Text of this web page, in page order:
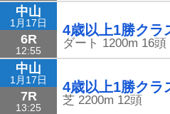
中山
1月17日
6R
12:55
4歳以上1勝クラ
ダート 1200m 16頭
中山
1月17日
7R
13:25
4歳以上1勝クラ
芝 2200m 12頭